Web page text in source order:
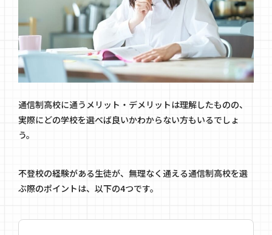
通信制高校に通うメリット・デメリットは理解したものの、
実際にどの学校を選べば良いかわからない方もいるでしょ
う。
不登校の経験がある生徒が、無理なく通える通信制高校を選
ぶ際のポイントは、以下の4つです。